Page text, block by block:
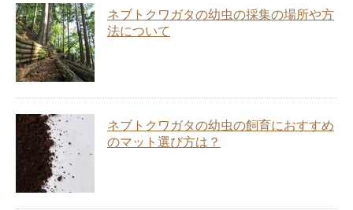
ネブトクワガタの幼虫の採集の場所や方
法について
ネブトクワガタの幼虫の飼育におすすめ
のマット選び方は？